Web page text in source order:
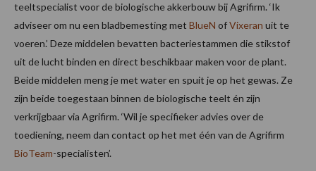
teeltspecialist voor de biologische akkerbouw bij Agrifirm. ‘Ik
adviseer om nu een bladbemesting met BlueN ofVixeran uit te
voeren.’ Deze middelen bevatten bacteriestammen die stikstof
uit de lucht binden en direct beschikbaar maken voor de plant.
Beide middelen meng je met water en spuit je op het gewas. Ze
zijn beide toegestaan binnen de biologische teelt én zijn
verkrijgbaar via Agrifirm. ‘Wil je specifieker advies over de
toediening, neem dan contact op het met één van de Agrifirm
BioTeam-specialisten’.